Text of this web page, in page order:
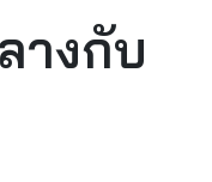
างกับ